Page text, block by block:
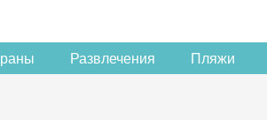
Развлечения Пляжи